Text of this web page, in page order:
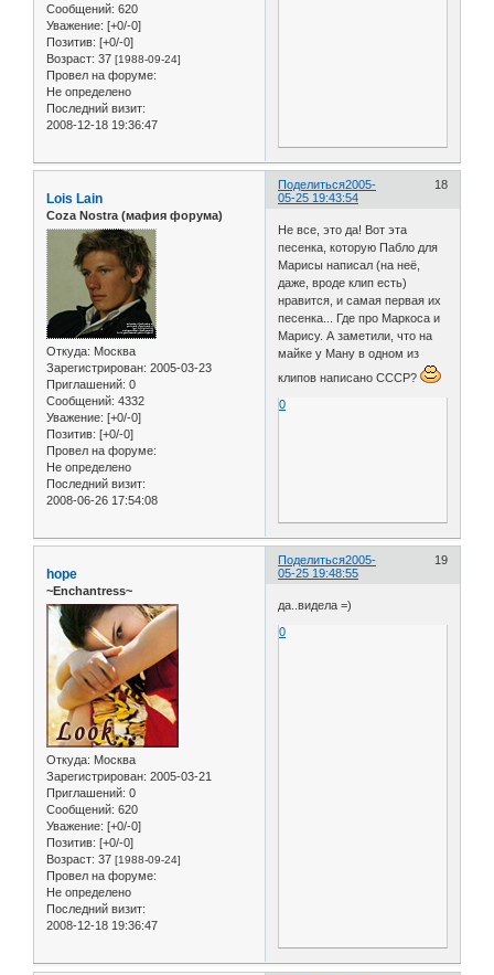
Сообщений: 620
Уважение: [+0/-0]
Позитив: [+0/-0]
Возраст: 37 [1988-09-24]
Провел на форуме:
Не определено
Последний визит:
2008-12-18 19:36:47
Поделиться 18
2005-
05-25 19:43:54
Lois Lain
Coza Nostra (мафия форума)
Откуда: Москва
Зарегистрирован: 2005-03-23
Приглашений: 0
Сообщений: 4332
Уважение: [+0/-0]
Позитив: [+0/-0]
Провел на форуме:
Не определено
Последний визит:
2008-06-26 17:54:08
Не все, это да! Вот эта
песенка, которую Пабло для
Марисы написал (на неё,
даже, вроде клип есть)
нравится, и самая первая их
песенка... Где про Маркоса и
Марису. А заметили, что на
майке у Ману в одном из
клипов написано СССР?
0
Поделиться 19
2005-
05-25 19:48:55
hope
~Enchantress~
Откуда: Москва
Зарегистрирован: 2005-03-21
Приглашений: 0
Сообщений: 620
Уважение: [+0/-0]
Позитив: [+0/-0]
Возраст: 37 [1988-09-24]
Провел на форуме:
Не определено
Последний визит:
2008-12-18 19:36:47
да..видела =)
0